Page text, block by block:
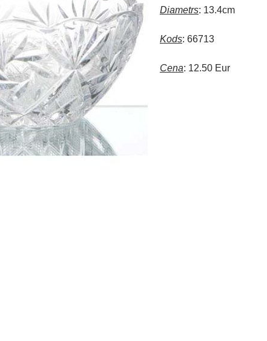
Diametrs: 13.4cm
Kods: 66713
Cena: 12.50 Eur